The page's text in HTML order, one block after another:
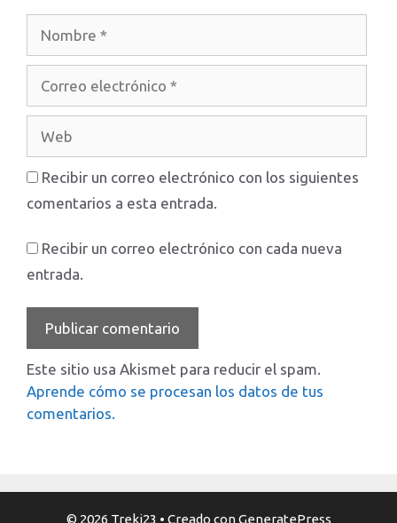
Recibir un correo electrónico con los siguientes
comentarios a esta entrada.
Recibir un correo electrónico con cada nueva
entrada.
Este sitio usa Akismet para reducir el spam.
Aprende cómo se procesan los datos de tus
comentarios.
© 2026 Treki23 • Creado conGeneratePress